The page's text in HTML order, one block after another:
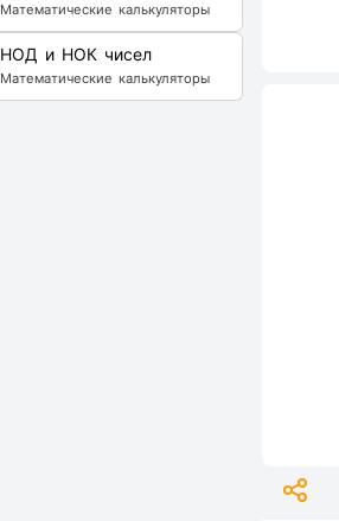
Математические калькуляторы
НОД и НОК чисел
Математические калькуляторы